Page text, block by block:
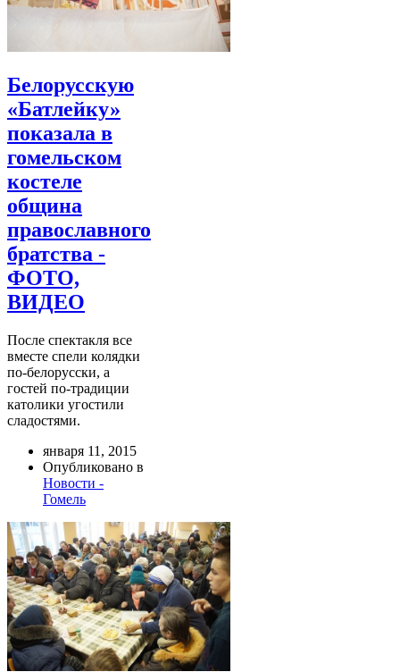
Белорусскую
«Батлейку»
показала в
гомельском
костеле
община
православного
братства -
ФОТО,
ВИДЕО
После спектакля все
вместе спели колядки
по-белорусски, а
гостей по-традиции
католики угостили
сладостями.
января 11, 2015
Опубликовано в
Новости -
Гомель